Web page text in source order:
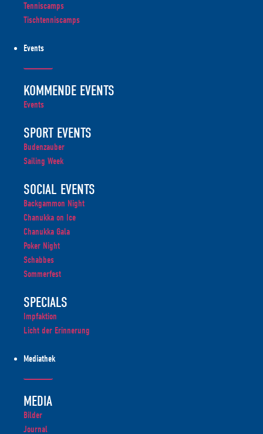
Tenniscamps
Tischtenniscamps
Events
KOMMENDE EVENTS
Events
SPORT EVENTS
Budenzauber
Sailing Week
SOCIAL EVENTS
Backgammon Night
Chanukka on Ice
Chanukka Gala
Poker Night
Schabbes
Sommerfest
SPECIALS
Impfaktion
Licht der Erinnerung
Mediathek
MEDIA
Bilder
Journal